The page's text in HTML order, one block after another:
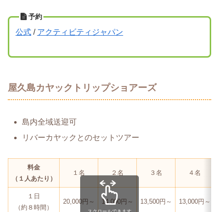
予約
公式/ アクティビティジャパン
屋久島カヤックトリップショアーズ
島内全域送迎可
リバーカヤックとのセットツアー
料金
（１人あたり）
１名 ２名 ３名 ４名
１日
（約８時間）
20,000円～ 14,000円～ 13,500円～ 13,000円～